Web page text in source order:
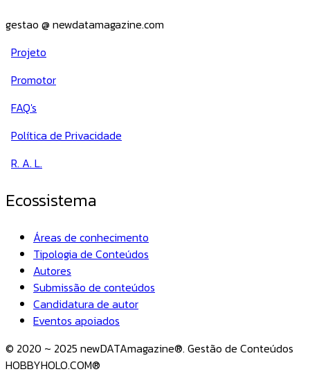
gestao @ newdatamagazine.com
Projeto
Promotor
FAQ's
Política de Privacidade
R. A. L.
Ecossistema
Áreas de conhecimento
Tipologia de Conteúdos
Autores
Submissão de conteúdos
Candidatura de autor
Eventos apoiados
© 2020 ~ 2025 newDATAmagazine®. Gestão de Conteúdos
HOBBYHOLO.COM®